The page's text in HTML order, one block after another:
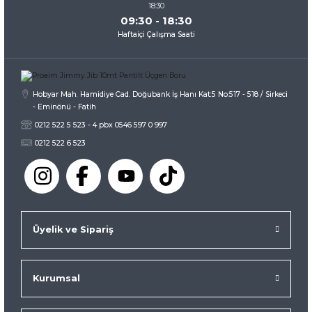
09:30 - 18:30
Haftaiçi Çalışma Saati
Hobyar Mah. Hamidiye Cad. Doğubank İş Hanı Kat:5 No:517 - 518 / Sirkeci
- Eminönü - Fatih
0212 522 5 523 - 4 pbx 0546 597 0 997
0212 522 6 523
Üyelik ve Sipariş
Kurumsal